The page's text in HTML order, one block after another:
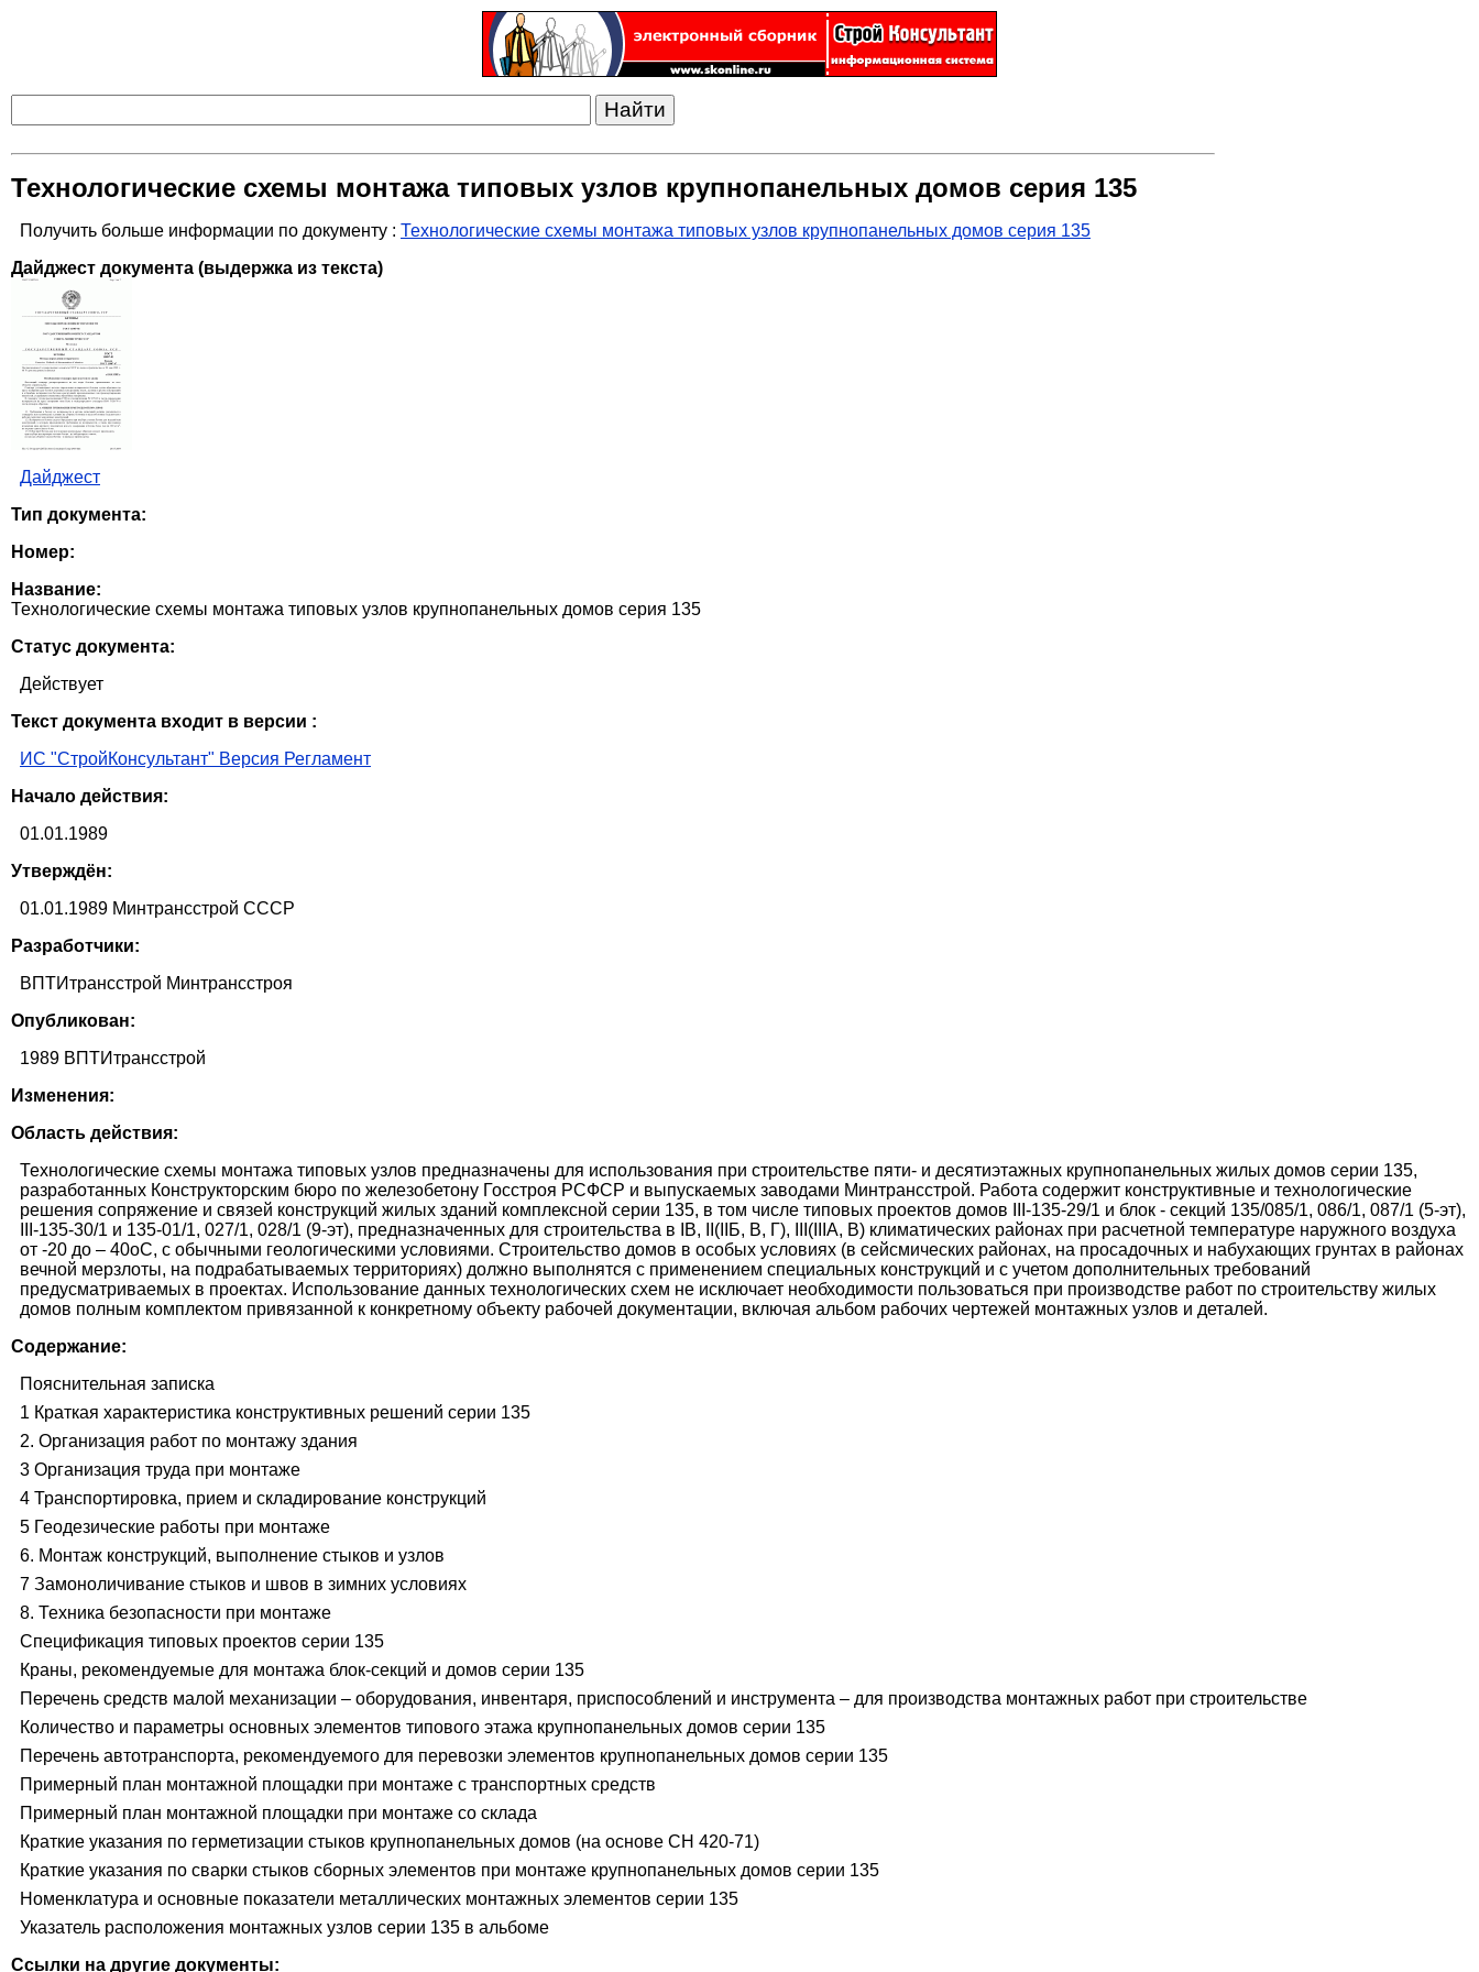
Технологические схемы монтажа типовых узлов крупнопанельных домов серия 135
Получить больше информации по документу : Технологические схемы монтажа типовых узлов крупнопанельных домов серия 135
Дайджест документа (выдержка из текста)
Дайджест
Тип документа:
Номер:
Название:
Технологические схемы монтажа типовых узлов крупнопанельных домов серия 135
Статус документа:
Действует
Текст документа входит в версии :
ИС "СтройКонсультант" Версия Регламент
Начало действия:
01.01.1989
Утверждён:
01.01.1989 Минтрансстрой СССР
Разработчики:
ВПТИтрансстрой Минтрансстроя
Опубликован:
1989 ВПТИтрансстрой
Изменения:
Область действия:
Технологические схемы монтажа типовых узлов предназначены для использования при строительстве пяти- и десятиэтажных крупнопанельных жилых домов серии 135,
разработанных Конструкторским бюро по железобетону Госстроя РСФСР и выпускаемых заводами Минтрансстрой. Работа содержит конструктивные и технологические
решения сопряжение и связей конструкций жилых зданий комплексной серии 135, в том числе типовых проектов домов III-135-29/1 и блок - секций 135/085/1, 086/1, 087/1 (5-эт),
III-135-30/1 и 135-01/1, 027/1, 028/1 (9-эт), предназначенных для строительства в IB, II(IIБ, В, Г), III(IIIА, В) климатических районах при расчетной температуре наружного воздуха
от -20 до – 40оС, с обычными геологическими условиями. Строительство домов в особых условиях (в сейсмических районах, на просадочных и набухающих грунтах в районах
вечной мерзлоты, на подрабатываемых территориях) должно выполнятся с применением специальных конструкций и с учетом дополнительных требований
предусматриваемых в проектах. Использование данных технологических схем не исключает необходимости пользоваться при производстве работ по строительству жилых
домов полным комплектом привязанной к конкретному объекту рабочей документации, включая альбом рабочих чертежей монтажных узлов и деталей.
Содержание:
Пояснительная записка
1 Краткая характеристика конструктивных решений серии 135
2. Организация работ по монтажу здания
3 Организация труда при монтаже
4 Транспортировка, прием и складирование конструкций
5 Геодезические работы при монтаже
6. Монтаж конструкций, выполнение стыков и узлов
7 Замоноличивание стыков и швов в зимних условиях
8. Техника безопасности при монтаже
Спецификация типовых проектов серии 135
Краны, рекомендуемые для монтажа блок-секций и домов серии 135
Перечень средств малой механизации – оборудования, инвентаря, приспособлений и инструмента – для производства монтажных работ при строительстве
Количество и параметры основных элементов типового этажа крупнопанельных домов серии 135
Перечень автотранспорта, рекомендуемого для перевозки элементов крупнопанельных домов серии 135
Примерный план монтажной площадки при монтаже с транспортных средств
Примерный план монтажной площадки при монтаже со склада
Краткие указания по герметизации стыков крупнопанельных домов (на основе СН 420-71)
Краткие указания по сварки стыков сборных элементов при монтаже крупнопанельных домов серии 135
Номенклатура и основные показатели металлических монтажных элементов серии 135
Указатель расположения монтажных узлов серии 135 в альбоме
Ссылки на другие документы: